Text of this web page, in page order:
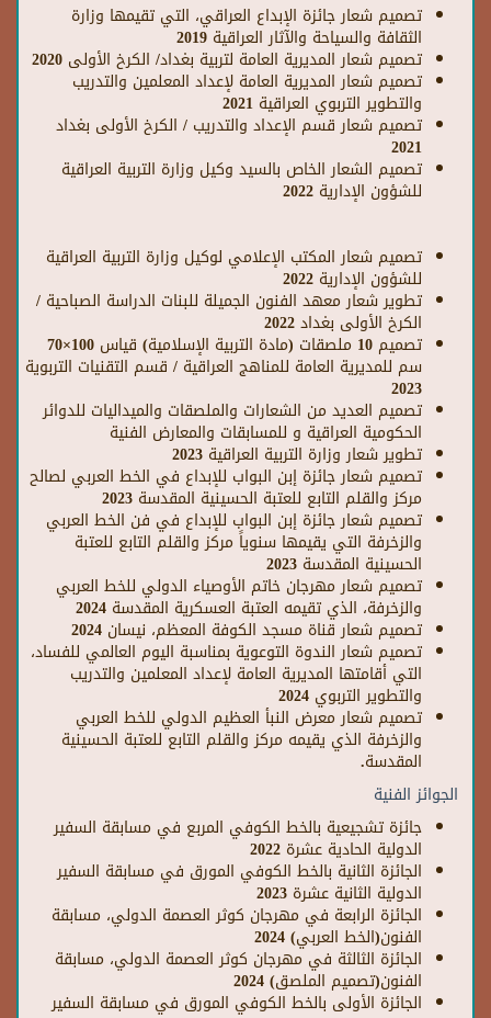
تصميم شعار جائزة الإبداع العراقي، التي تقيمها وزارة
الثقافة والسياحة والآثار العراقية 2019
تصميم شعار المديرية العامة لتربية بغداد/ الكرخ الأولى 2020
تصميم شعار المديرية العامة لإعداد المعلمين والتدريب
والتطوير التربوي العراقية 2021
تصميم شعار قسم الإعداد والتدريب / الكرخ الأولى بغداد
2021
تصميم الشعار الخاص بالسيد وكيل وزارة التربية العراقية
للشؤون الإدارية 2022
تصميم شعار المكتب الإعلامي لوكيل وزارة التربية العراقية
للشؤون الإدارية 2022
تطوير شعار معهد الفنون الجميلة للبنات الدراسة الصباحية /
الكرخ الأولى بغداد 2022
تصميم 10 ملصقات (مادة التربية الإسلامية) قياس 100×70
سم للمديرية العامة للمناهج العراقية / قسم التقنيات التربوية
2023
تصميم العديد من الشعارات والملصقات والميداليات للدوائر
الحكومية العراقية و للمسابقات والمعارض الفنية
تطوير شعار وزارة التربية العراقية 2023
تصميم شعار جائزة إبن البواب للإبداع في الخط العربي لصالح
مركز والقلم التابع للعتبة الحسينية المقدسة 2023
تصميم شعار جائزة إبن البواب للإبداع في فن الخط العربي
والزخرفة التي يقيمها سنوياً مركز والقلم التابع للعتبة
الحسينية المقدسة 2023
تصميم شعار مهرجان خاتم الأوصياء الدولي للخط العربي
والزخرفة، الذي تقيمه العتبة العسكرية المقدسة 2024
تصميم شعار قناة مسجد الكوفة المعظم، نيسان 2024
تصميم شعار الندوة التوعوية بمناسبة اليوم العالمي للفساد،
التي أقامتها المديرية العامة لإعداد المعلمين والتدريب
والتطوير التربوي 2024
تصميم شعار معرض النبأ العظيم الدولي للخط العربي
والزخرفة الذي يقيمه مركز والقلم التابع للعتبة الحسينية
المقدسة.
الجوائزالفنية
جائزة تشجيعية بالخط الكوفي المربع في مسابقة السفير
الدولية الحادية عشرة 2022
الجائزة الثانية بالخط الكوفي المورق في مسابقة السفير
الدولية الثانية عشرة 2023
الجائزة الرابعة في مهرجان كوثر العصمة الدولي، مسابقة
الفنون(الخط العربي) 2024
الجائزة الثالثة في مهرجان كوثر العصمة الدولي، مسابقة
الفنون(تصميم الملصق) 2024
الجائزة الأولى بالخط الكوفي المورق في مسابقة السفير